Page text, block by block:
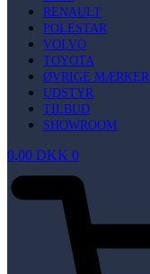
RENAULT
POLESTAR
VOLVO
TOYOTA
ØVRIGE MÆRKER
UDSTYR
TILBUD
SHOWROOM
0,00 DKK 0